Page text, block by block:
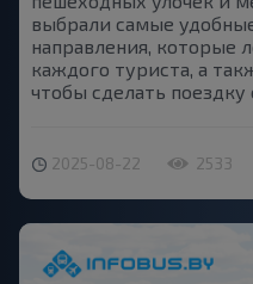
выбрали самые
направления, которые
каждого туриста, а
чтобы сделать поездку
2025-08-22 2533